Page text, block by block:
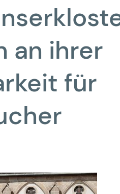
an ihrer
für